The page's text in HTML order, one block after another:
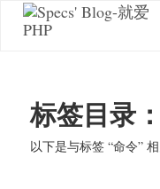
标签目录
以下是与标签 “命令”